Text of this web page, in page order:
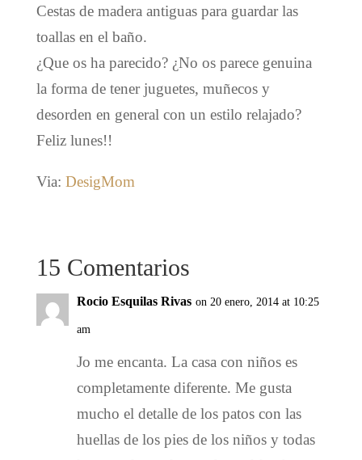
Cestas de madera antiguas para guardar las
toallas en el baño.
¿Que os ha parecido? ¿No os parece genuina
la forma de tener juguetes, muñecos y
desorden en general con un estilo relajado?
Feliz lunes!!
Via: DesigMom
15 Comentarios
Rocio Esquilas Rivas on 20 enero, 2014 at 10:25
am
Jo me encanta. La casa con niños es
completamente diferente. Me gusta
mucho el detalle de los patos con las
huellas de los pies de los niños y todas